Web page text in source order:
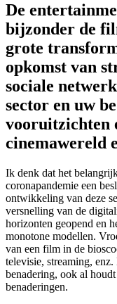
De
bijzonder de
grote
opkomst van
sociale
sector en uw
vooruitzichten
cinemawereld
Ik denk dat het
coronapandemie een
ontwikkeling van deze
versnelling van de
horizonten geopend en
monotone modellen.
van een film in de
televisie, streaming,
benadering, ook al
benaderingen.